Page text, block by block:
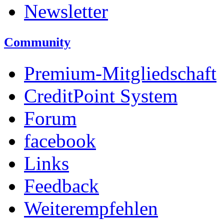
Newsletter
Community
Premium-Mitgliedschaft
CreditPoint System
Forum
facebook
Links
Feedback
Weiterempfehlen